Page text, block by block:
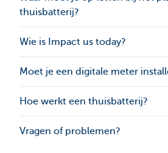
thuisbatterij?
Wie is Impact us today?
Moet je een digitale meter
Hoe werkt een thuisbatterij?
Vragen of problemen?